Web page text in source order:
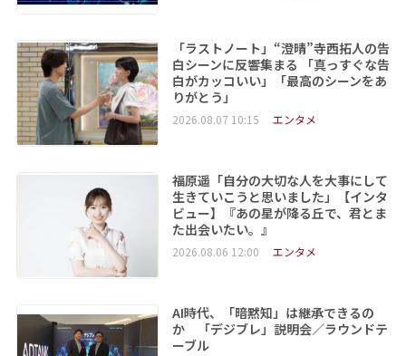
「ラストノート」“澄晴”寺西拓人の告
白シーンに反響集まる 「真っすぐな告
白がカッコいい」「最高のシーンをあ
りがとう」
2026.08.07 10:15 エンタメ
福原遥「自分の大切な人を大事にして
生きていこうと思いました」【インタ
ビュー】『あの星が降る丘で、君とま
た出会いたい。』
2026.08.06 12:00 エンタメ
AI時代、「暗黙知」は継承できるの
か 「デジブレ」説明会／ラウンドテ
ーブル